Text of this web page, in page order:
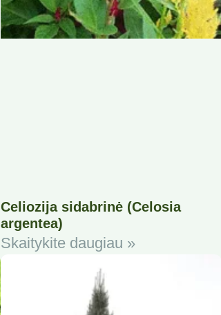
Celiozija sidabrinė (Celosia
argentea)
Skaitykite daugiau »